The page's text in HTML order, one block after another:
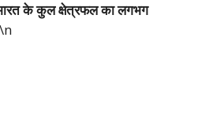
के कुल क्षेत्रफल का लगभग
\n